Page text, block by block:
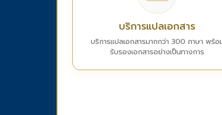
บริการแปลเอกสาร
บริการแปลเอกสารมากกว่า 300 ภาษา พร้อ
รับรองเอกสารอย่างเป็นทางการ